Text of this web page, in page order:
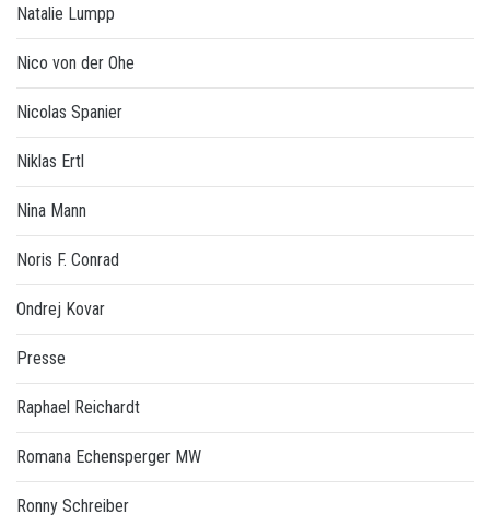
Natalie Lumpp
Nico von der Ohe
Nicolas Spanier
Niklas Ertl
Nina Mann
Noris F. Conrad
Ondrej Kovar
Presse
Raphael Reichardt
Romana Echensperger MW
Ronny Schreiber